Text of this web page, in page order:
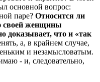
основной вопрос:
паре? Относится ли
своей женщины
доказывает, что и «так
а, в крайнем случае,
и незамысловатым.
- и, следовательно,